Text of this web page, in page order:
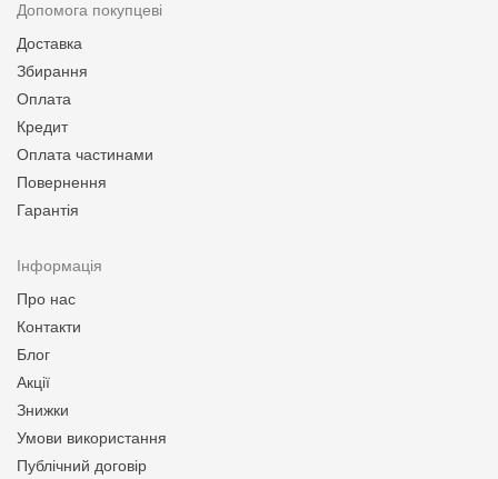
Допомога покупцеві
Доставка
Збирання
Оплата
Кредит
Оплата частинами
Повернення
Гарантія
Інформація
Про нас
Контакти
Блог
Акції
Знижки
Умови використання
Публічний договір